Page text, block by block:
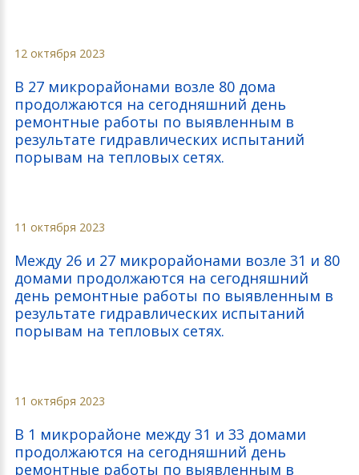
12 октября 2023
В 27 микрорайонами возле 80 дома
продолжаются на сегодняшний день
ремонтные работы по выявленным в
результате гидравлических испытаний
порывам на тепловых сетях.
11 октября 2023
Между 26 и 27 микрорайонами возле 31 и 80
домами продолжаются на сегодняшний
день ремонтные работы по выявленным в
результате гидравлических испытаний
порывам на тепловых сетях.
11 октября 2023
В 1 микрорайоне между 31 и 33 домами
продолжаются на сегодняшний день
ремонтные работы по выявленным в